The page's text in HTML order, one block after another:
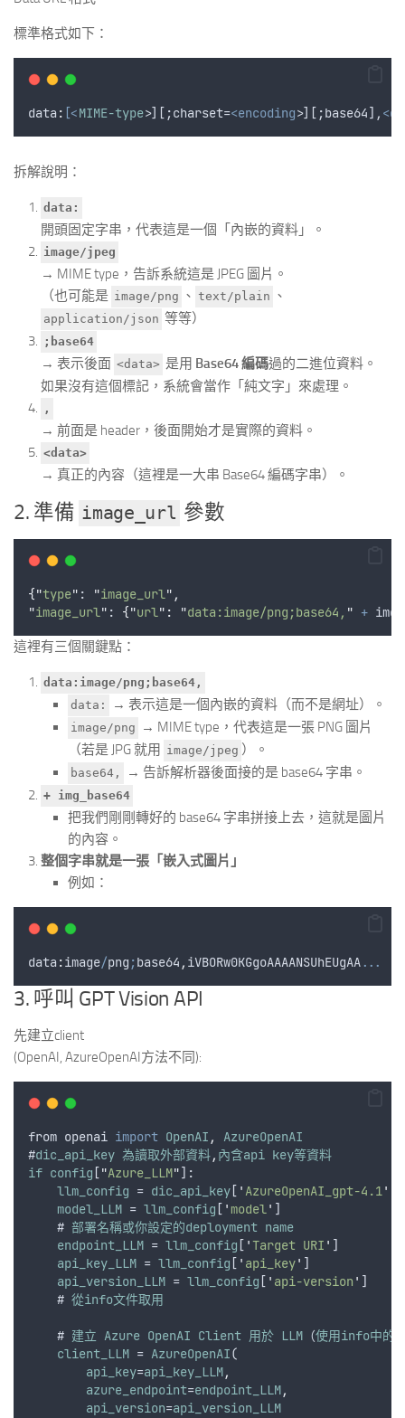
標準格式如下：
data: [<MIME-type>][;charset=<encoding>][;base64],
拆解說明：
data:
開頭固定字串，代表這是一個「內嵌的資料」。
image/jpeg
→ MIME type，告訴系統這是 JPEG 圖片。
（也可能是 image/png 、 text/plain 、
application/json 等等）
;base64
→ 表示後面 <data> 是用 Base64 編碼過的二進位資料。
如果沒有這個標記，系統會當作「純文字」來處理。
,
→ 前面是 header，後面開始才是實際的資料。
<data>
→ 真正的內容（這裡是一大串 Base64 編碼字串）。
2. 準備 image_url 參數
{"type" : "image_url" ,
"image_url" : {"url" : "data:image/png;base64, " +
這裡有三個關鍵點：
data:image/png;base64,
data:
→ 表示這是一個內嵌的資料（而不是網址）。
image/png
→ MIME type，代表這是一張 PNG 圖片
（若是 JPG 就用 image/jpeg ）。
base64, → 告訴解析器後面接的是 base64 字串。
+ img_base64
把我們剛剛轉好的 base64 字串拼接上去，這就是圖片
的內容。
整個字串就是一張「嵌入式圖片」
例如：
data:image/png ;base64 , iVBORw0KGgoAAAANSUhEUgAA...
3. 呼叫 GPT Vision API
先建立client
(OpenAI, AzureOpenAI方法不同):
from openai import OpenAI ,
AzureOpenAI
#dic_api_key 為讀取外部資料, 內含api key等資料
if config ["Azure_LLM"]:
llm_config = dic_api_key [ ' AzureOpenAI_gpt-4.1'
model_LLM = llm_config [ ' model'
    #
部署名稱或你設定的deployment name
endpoint_LLM = llm_config [ 'Target URI ' ]
api_key_LLM = llm_config [ ' api_key' ]
api_version_LLM = llm_config [ ' api-version '
    #
從info文件取用
    #
建立 Azure OpenAI Client 用於 LLM （使用info中的
client_LLM = AzureOpenAI(
api_key=api_key_LLM,
azure_endpoint=endpoint_LLM,
api_version=api_version_LLM